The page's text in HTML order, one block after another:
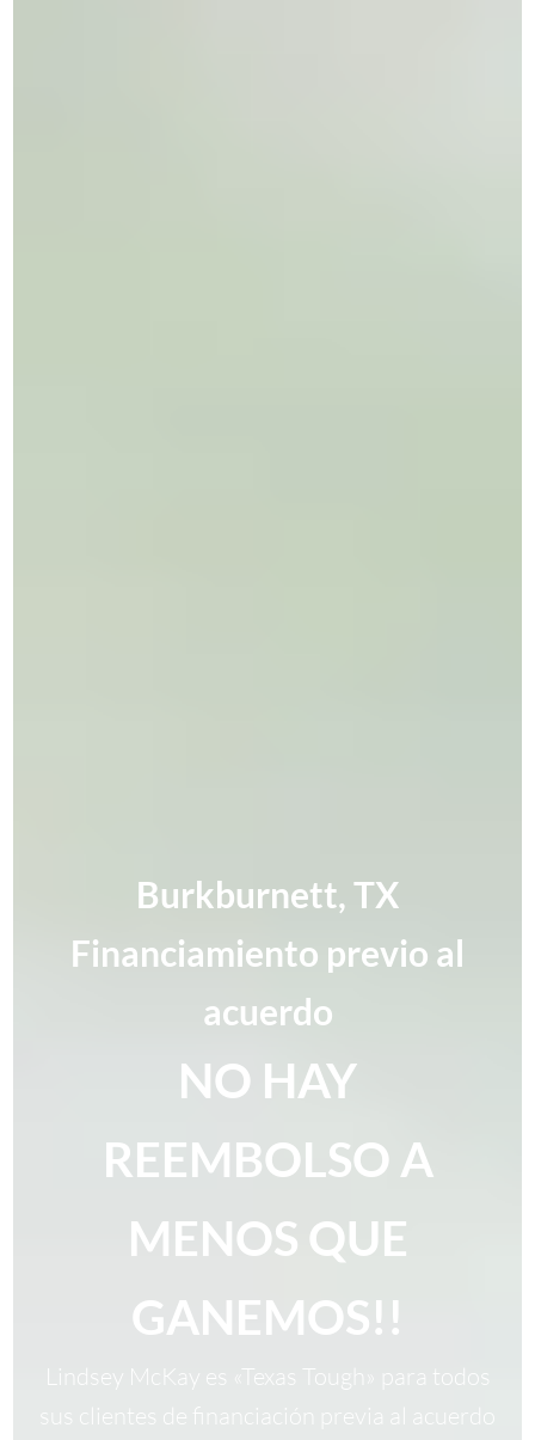
Burkburnett, TX
Financiamiento previo al
acuerdo
NO HAY
REEMBOLSO A
MENOS QUE
GANEMOS!!
Lindsey McKay es «Texas Tough» para todos
sus clientes de financiación previa al acuerdo